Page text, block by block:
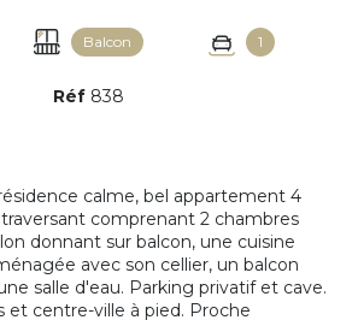
Balcon 1
Réf 838
calme, bel appartement 4
comprenant 2 chambres
donnant sur balcon, une cuisine
avec son cellier, un balcon
salle d'eau. Parking privatif et cave.
et centre-ville à pied. Proche